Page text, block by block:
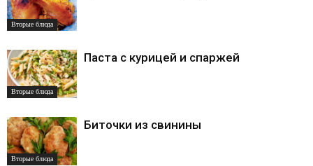
Вторые блюда
Вторые блюда
Паста с курицей и спаржей
Вторые блюда
Биточки из свинины